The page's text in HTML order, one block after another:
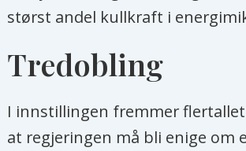
størst andel kullkraft i
Tredobling
I innstillingen fremmer
at regjeringen må bli enige om